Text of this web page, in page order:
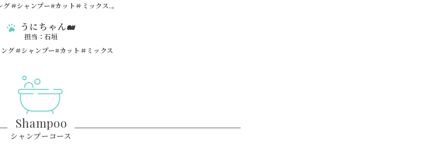
うにちゃん🐋
担当：石垣
Shampoo
シャンプーコース